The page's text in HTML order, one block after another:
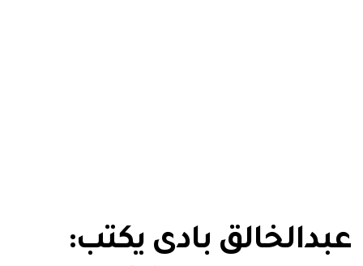
عبدالخالق بادى يكتب: